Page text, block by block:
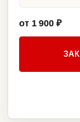
от 1 900 ₽